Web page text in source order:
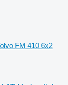
FM 410 6x2